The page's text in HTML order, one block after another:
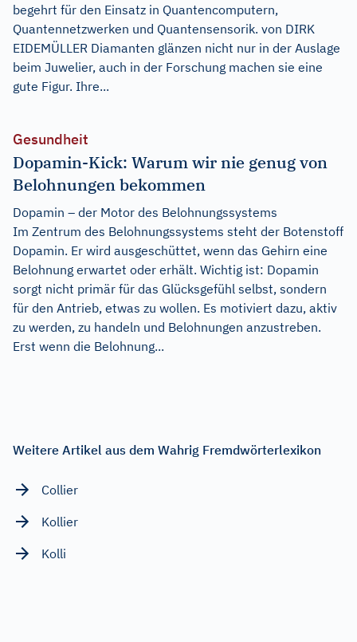
begehrt für den Einsatz in Quantencomputern,
Quantennetzwerken und Quantensensorik. von DIRK
EIDEMÜLLER Diamanten glänzen nicht nur in der Auslage
beim Juwelier, auch in der Forschung machen sie eine
gute Figur. Ihre...
Gesundheit
Dopamin-Kick: Warum wir nie genug von
Belohnungen bekommen
Dopamin – der Motor des Belohnungssystems
Im Zentrum des Belohnungssystems steht der Botenstoff
Dopamin. Er wird ausgeschüttet, wenn das Gehirn eine
Belohnung erwartet oder erhält. Wichtig ist: Dopamin
sorgt nicht primär für das Glücksgefühl selbst, sondern
für den Antrieb, etwas zu wollen. Es motiviert dazu, aktiv
zu werden, zu handeln und Belohnungen anzustreben.
Erst wenn die Belohnung...
Weitere Artikel aus dem Wahrig Fremdwörterlexikon
Collier
Kollier
Kolli